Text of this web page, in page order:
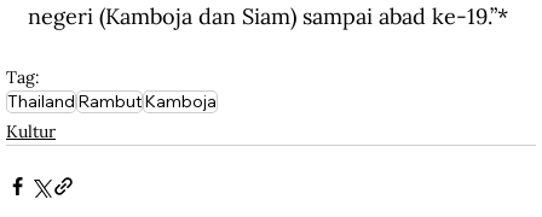
negeri (Kamboja dan Siam) sampai abad ke-19.”*
Tag:
ThailandRambutKamboja
Kultur